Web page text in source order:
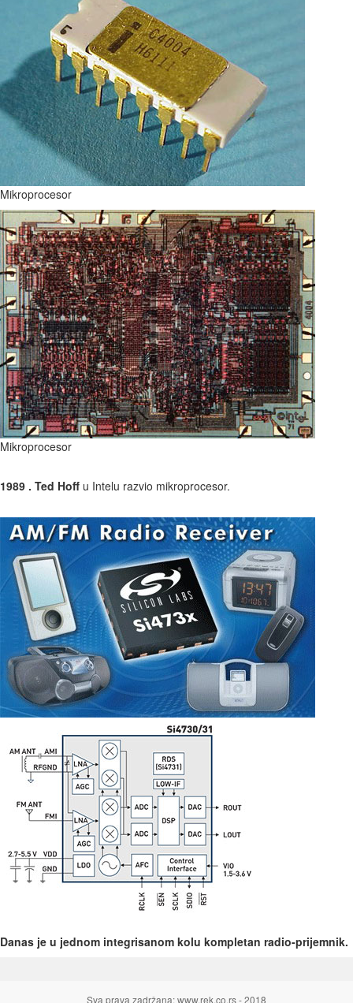
Mikroprocesor
Mikroprocesor
1989 . Ted Hoff u Intelu razvio mikroprocesor.
Danas je u jednom integrisanom kolu kompletan radio-prijemnik.
Sva prava zadržana: www.rek.co.rs - 2018